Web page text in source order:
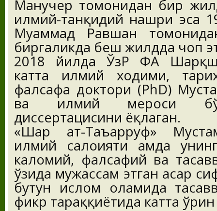
Манучеҳр томонидан бир
илмий-танқидий нашри эса
Муҳаммад Равшан
биргаликда беш жилдда чоп
2018 йилда ЎзР ФА
катта илмий ходими,
фалсафа доктори (PhD)
ва илмий мероси
диссертацисини ёқлаган.
«Шарҳ ат-Таъарруф»
илмий салоҳияти ҳамда
каломий, фалсафий ва
ўзида мужассам этган асар
бутун ислом оламида
фикр тараққиётида катта